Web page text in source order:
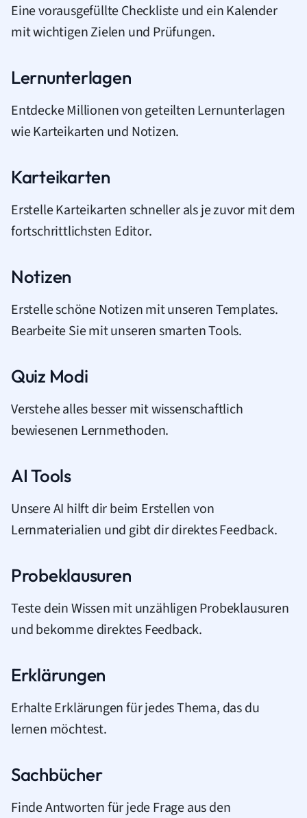
Eine vorausgefüllte Checkliste und ein Kalender
mit wichtigen Zielen und Prüfungen.
Lernunterlagen
Entdecke Millionen von geteilten Lernunterlagen
wie Karteikarten und Notizen.
Karteikarten
Erstelle Karteikarten schneller als je zuvor mit dem
fortschrittlichsten Editor.
Notizen
Erstelle schöne Notizen mit unseren Templates.
Bearbeite Sie mit unseren smarten Tools.
Quiz Modi
Verstehe alles besser mit wissenschaftlich
bewiesenen Lernmethoden.
AI Tools
Unsere AI hilft dir beim Erstellen von
Lernmaterialien und gibt dir direktes Feedback.
Probeklausuren
Teste dein Wissen mit unzähligen Probeklausuren
und bekomme direktes Feedback.
Erklärungen
Erhalte Erklärungen für jedes Thema, das du
lernen möchtest.
Sachbücher
Finde Antworten für jede Frage aus den